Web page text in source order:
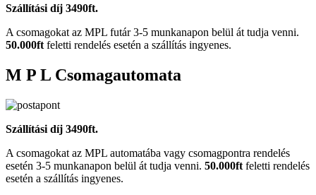
Szállítási díj 3490ft.
A csomagokat az MPL futár 3-5 munkanapon belül át tudja venni.
50.000ft feletti rendelés esetén a szállítás ingyenes.
M P L Csomagautomata
Szállítási díj 3490ft.
A csomagokat az MPL automatába vagy csomagpontra rendelés
esetén 3-5 munkanapon belül át tudja venni. 50.000ft feletti rendelés
esetén a szállítás ingyenes.